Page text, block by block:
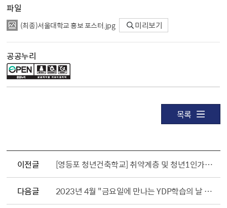
파일
（최종）서울대학교 홍보 포스터.jpg 미리보기
공공누리
목록
이전글 [영등포 청년건축학교] 취약계층 및 청년1인가구 집수리 지원사업 대상가구 모집
다음글 2023년 4월 "금요일에 만나는 YDP학습의 날 " 프로그램 수강생 모집